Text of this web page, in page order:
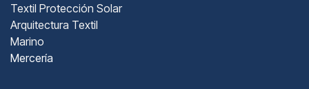
Textil Protección Solar
Arquitectura Textil
Marino
Mercería